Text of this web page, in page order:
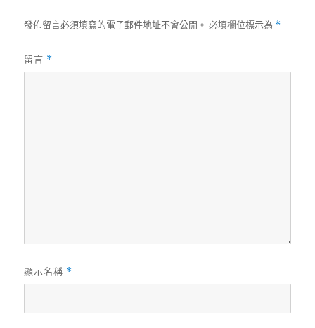
發佈留言必須填寫的電子郵件地址不會公開。 必填欄位標示為 *
留言 *
顯示名稱 *